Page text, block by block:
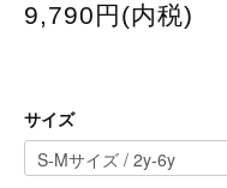
9,790円(内税)
サイズ